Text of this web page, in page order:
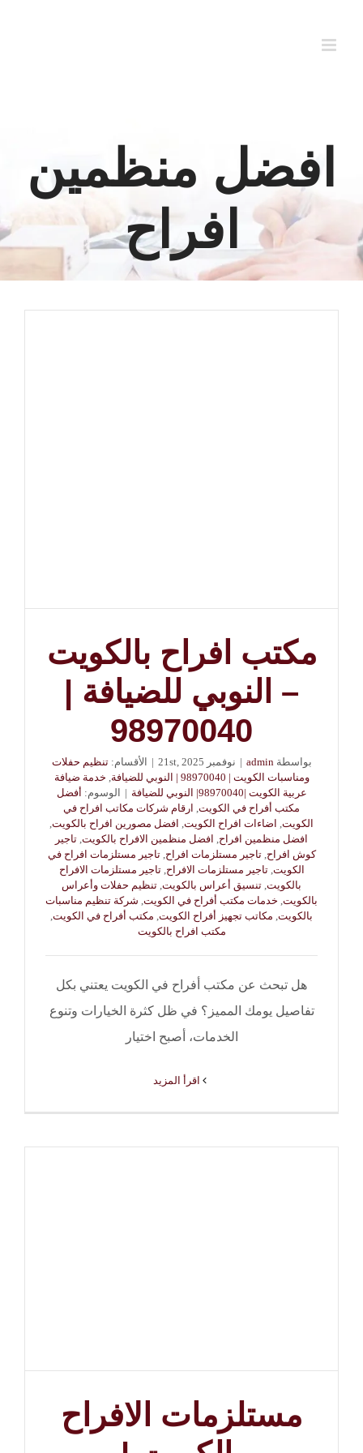
افضل منظمين
افراح
مكتب افراح بالكويت
– النوبي للضيافة |
98970040
بواسطة admin
| نوفمبر 21st, 2025 | الأقسام:تنظيم حفلات
ومناسبات الكويت | 98970040 | النوبي للضيافة
خدمة ضيافة
عربية الكويت |98970040| النوبي للضيافة
| الوسوم: أفضل
مكتب أفراح في الكويت ارقام شركات مكاتب افراح في
الكويت اضاءات افراح الكويت افضل مصورين افراح بالكويت
افضل منظمين افراح افضل منظمين الافراح بالكويت تاجير
كوش افراح ,تاجير مستلزمات افراح ,تاجير مستلزمات افراح في
الكويت ,تاجير مستلزمات الافراح ,تاجير مستلزمات الافراح
بالكويت تنسيق أعراس بالكويت تنظيم حفلات وأعراس
بالكويت خدمات مكتب أفراح في الكويت شركة تنظيم مناسبات
بالكويت مكاتب تجهيز أفراح الكويت مكتب أفراح في الكويت
مكتب افراح بالكويت
هل تبحث عن مكتب أفراح في الكويت يعتني بكل
تفاصيل يومك المميز؟ في ظل كثرة الخيارات وتنوع
الخدمات، أصبح اختيار
مستلزمات الافراح